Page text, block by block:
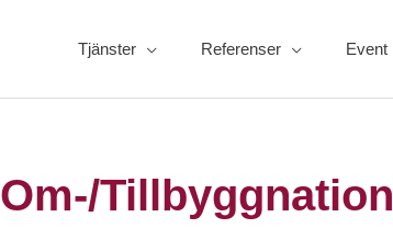
Tjänster Referenser Event
Om-/Tillbyggnation